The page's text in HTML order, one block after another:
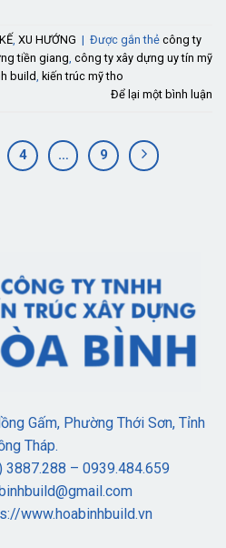
, XU HƯỚNG | Được gắn thẻ công ty
tiền giang, công ty xây dựng uy tín mỹ
build, kiến trúc mỹ tho
Để lại một bình luận
4 … 9
Gấm, Phường Thới Sơn, Tỉnh
Tháp.
3887.288 – 0939.484.659
www.hoabinhbuild.vn